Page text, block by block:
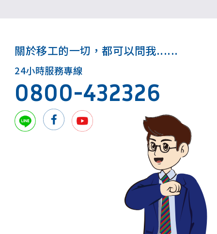
關於移工的一切，都可以問我......
24小時服務專線
0800-432326